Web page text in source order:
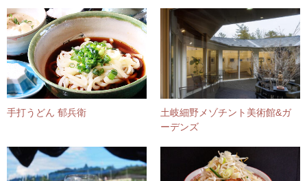
手打うどん 郁兵衛
土岐細野メゾチント美術館&ガ
ーデンズ